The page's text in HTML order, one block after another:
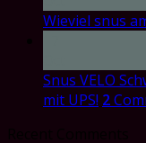
Wieviel snus
Snus VELO
mit UPS! 2